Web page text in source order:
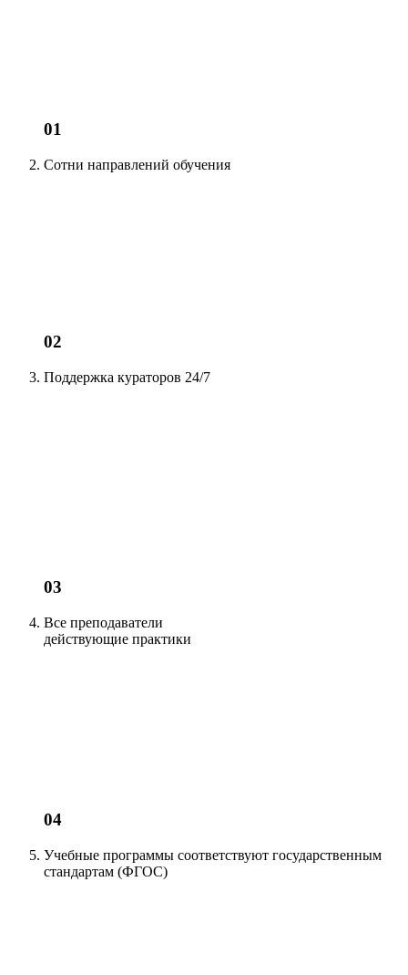
01
Сотни направлений обучения
02
Поддержка кураторов 24/7
03
Все преподаватели
действующие практики
04
Учебные программы соответствуют государственным
стандартам (ФГОС)